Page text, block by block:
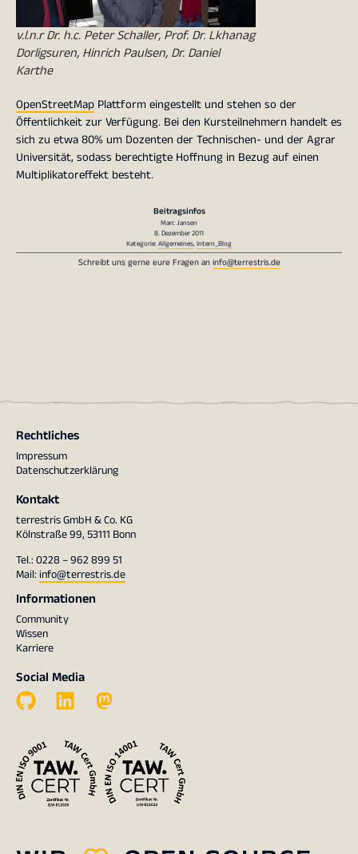
v.l.n.r Dr. h.c. Peter Schaller, Prof. Dr. Lkhanag
Dorligsuren, Hinrich Paulsen, Dr. Daniel
Karthe
OpenStreetMap Plattform eingestellt und stehen so der
Öffentlichkeit zur Verfügung. Bei den Kursteilnehmern handelt es
sich zu etwa 80% um Dozenten der Technischen- und der Agrar
Universität, sodass berechtigte Hoffnung in Bezug auf einen
Multiplikatoreffekt besteht.
Beitragsinfos
Marc Jansen
8. Dezember 2011
Kategorie: Allgemeines,Intern_Blog
Schreibt uns gerne eure Fragen aninfo@terrestris.de
Rechtliches
Impressum
Datenschutzerklärung
Kontakt
terrestris GmbH & Co. KG
Kölnstraße 99, 53111 Bonn
Tel.: 0228 – 962 899 51
Mail: info@terrestris.de
Informationen
Community
Wissen
Karriere
Social Media